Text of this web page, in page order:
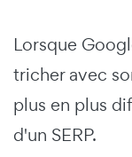
Lorsque
tricher avec
plus en plus
d'un SERP.